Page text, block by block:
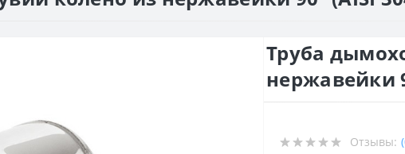
Труба
нержавейки
Отзывы: